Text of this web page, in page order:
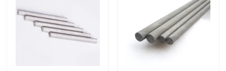
Ποιοτικός έλεγχος